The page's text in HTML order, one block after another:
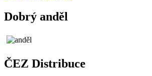
Dobrý anděl
ČEZ Distribuce